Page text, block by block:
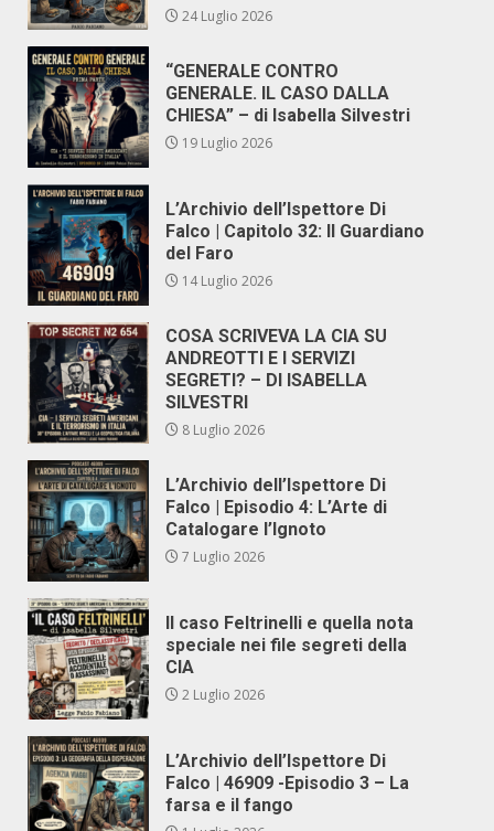
24 Luglio 2026
“GENERALE CONTRO
GENERALE. IL CASO DALLA
CHIESA” – di Isabella Silvestri
19 Luglio 2026
L’Archivio dell’Ispettore Di
Falco | Capitolo 32: Il Guardiano
del Faro
14 Luglio 2026
COSA SCRIVEVA LA CIA SU
ANDREOTTI E I SERVIZI
SEGRETI? – DI ISABELLA
SILVESTRI
8 Luglio 2026
L’Archivio dell’Ispettore Di
Falco | Episodio 4: L’Arte di
Catalogare l’Ignoto
7 Luglio 2026
Il caso Feltrinelli e quella nota
speciale nei file segreti della
CIA
2 Luglio 2026
L’Archivio dell’Ispettore Di
Falco | 46909 -Episodio 3 – La
farsa e il fango